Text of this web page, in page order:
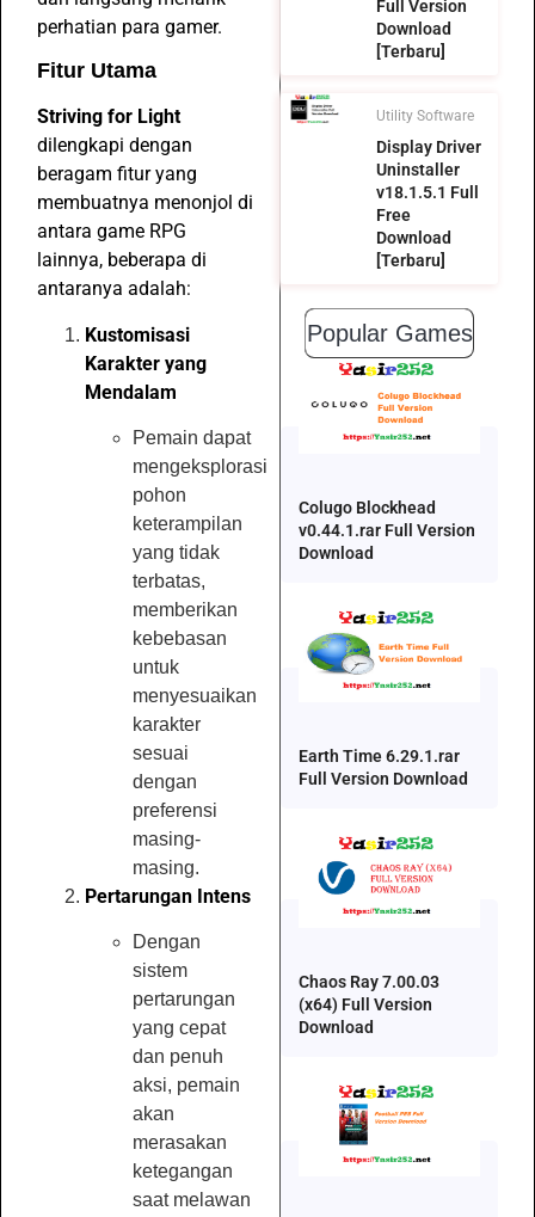
perhatian para gamer.
Fitur Utama
Striving for Light
dilengkapi dengan
beragam fitur yang
membuatnya menonjol di
antara game RPG
lainnya, beberapa di
antaranya adalah:
Kustomisasi
Karakter yang
Mendalam
Pemain dapat
mengeksplorasi
pohon
keterampilan
yang tidak
terbatas,
memberikan
kebebasan
untuk
menyesuaikan
karakter
sesuai
dengan
preferensi
masing-
masing.
Pertarungan Intens
Dengan
sistem
pertarungan
yang cepat
dan penuh
aksi, pemain
akan
merasakan
ketegangan
saat melawan
Full Version
Download
[Terbaru]
Utility Software
Display Driver
Uninstaller
v18.1.5.1 Full
Free
Download
[Terbaru]
Popular Games
Colugo Blockhead
v0.44.1.rar Full Version
Download
Earth Time 6.29.1.rar
Full Version Download
Chaos Ray 7.00.03
(x64) Full Version
Download